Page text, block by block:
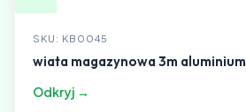
SKU: KB0045
wiata magazynowa 3m aluminium
Odkryj →